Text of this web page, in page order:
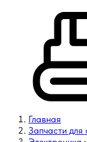
Главная
Запчасти для